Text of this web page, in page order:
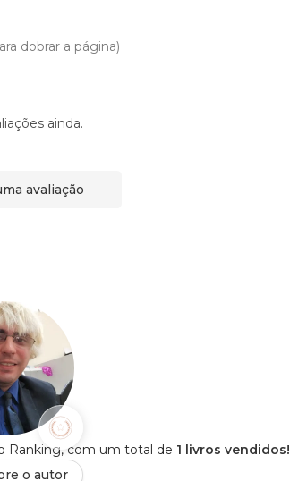
dobrar a página)
ainda.
avaliação
Ranking, com um total de 1 livros vendidos!
o autor